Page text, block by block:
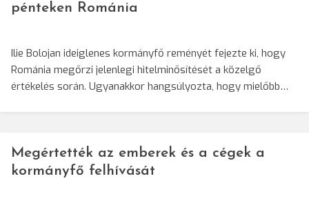
pénteken Románia
Ilie Bolojan ideiglenes kormányfő reményét fejezte ki, hogy
Románia megőrzi jelenlegi hitelminősítését a közelgő
értékelés során. Ugyanakkor hangsúlyozta, hogy mielőbb…
Megértették az emberek és a cégek a
kormányfő felhívását